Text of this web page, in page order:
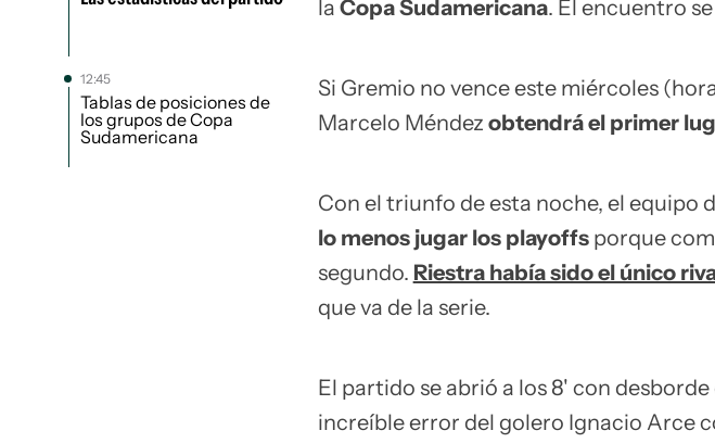
12:45
Tablas de posiciones de
los grupos de Copa
Sudamericana
la Copa Sudamericana. El encuentro
Si Gremio no vence este miércoles
Marcelo Méndez obtendrá el primer
Con el triunfo de esta noche, el equipo
lo menos jugar los playoffsporque
segundo. Riestra había sido el único
que va de la serie.
El partido se abrió a los 8' con
increíble error del golero Ignacio Arce